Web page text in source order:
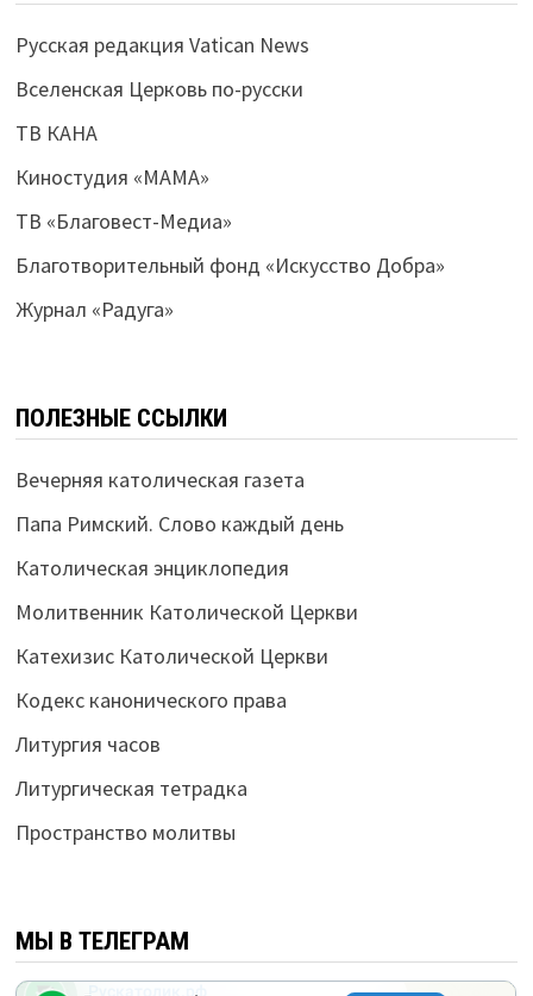
Русская редакция Vatican News
Вселенская Церковь по-русски
ТВ КАНА
Киностудия «МАМА»
ТВ «Благовест-Медиа»
Благотворительный фонд «Искусство Добра»
Журнал «Радуга»
ПОЛЕЗНЫЕ ССЫЛКИ
Вечерняя католическая газета
Папа Римский. Слово каждый день
Католическая энциклопедия
Молитвенник Католической Церкви
Катехизис Католической Церкви
Кодекс канонического права
Литургия часов
Литургическая тетрадка
Пространство молитвы
МЫ В ТЕЛЕГРАМ